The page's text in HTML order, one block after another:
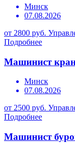
Минск
07.08.2026
от 2800 руб.
Подробнее
Машинист
Минск
07.08.2026
от 2500 руб.
Подробнее
Машинист